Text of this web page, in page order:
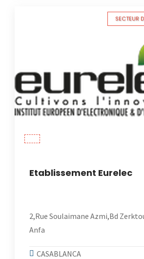
SECTEUR
Etablissement Eurelec
2,Rue Soulaimane Azmi,Bd
Anfa
CASABLANCA